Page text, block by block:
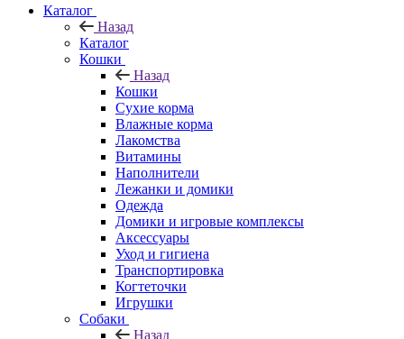
Каталог
Назад
Каталог
Кошки
Назад
Кошки
Сухие корма
Влажные корма
Лакомства
Витамины
Наполнители
Лежанки и домики
Одежда
Домики и игровые комплексы
Аксессуары
Уход и гигиена
Транспортировка
Когтеточки
Игрушки
Собаки
Назад